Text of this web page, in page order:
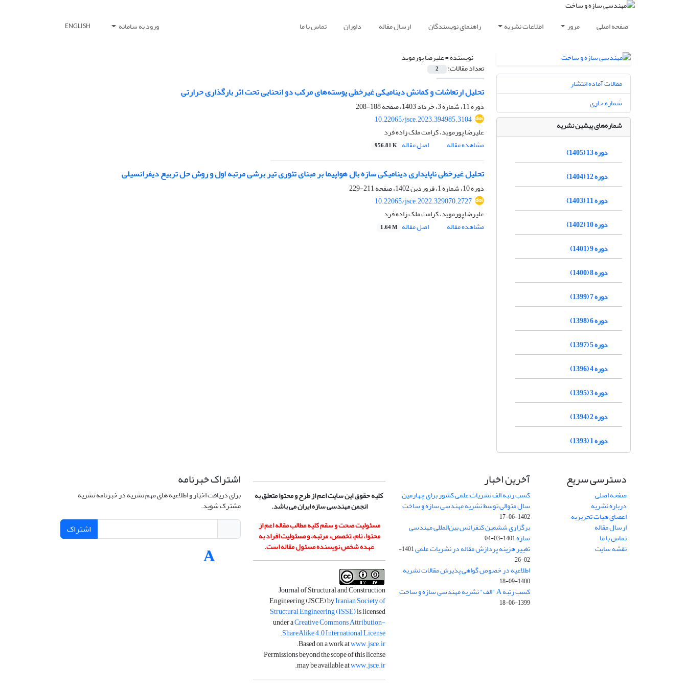
صفحه اصلی مرور اطلاعات نشریه راهنمای نویسندگان ارسال مقاله داوران تماس با ما ورود به سامانه ENGLISH
نویسنده =علیرضا پورموید
تعداد مقالات: 2
تحلیل ارتعاشات و کمانش دینامیکی غیرخطی پوسته‌های مرکب دو انحنایی تحت اثر بارگذاری حرارتی
دوره 11، شماره 3، خرداد 1403، صفحه
188-208
10.22065/jsce.2023.394985.3104
علیرضا پورموید، کرامت ملک زاده فرد
مشاهده مقاله
اصل مقاله 956.81 K
تحلیل غیرخطی ناپایداری دینامیکی سازه بال هواپیما بر مبنای تئوری تیر برشی مرتبه اول و روش حل تربیع دیفرانسیلی
دوره 10، شماره 1، فروردین 1402، صفحه
211-229
10.22065/jsce.2022.329070.2727
علیرضا پورموید، کرامت ملک زاده فرد
مشاهده مقاله
اصل مقاله 1.64 M
مقالات آماده انتشار
شماره جاری
شماره‌های پیشین نشریه
دوره 13 (1405)
دوره 12 (1404)
دوره 11 (1403)
دوره 10 (1402)
دوره 9 (1401)
دوره 8 (1400)
دوره 7 (1399)
دوره 6 (1398)
دوره 5 (1397)
دوره 4 (1396)
دوره 3 (1395)
دوره 2 (1394)
دوره 1 (1393)
دسترسی سریع
صفحه اصلی
درباره نشریه
اعضای هیات تحریریه
ارسال مقاله
تماس با ما
نقشه سایت
آخرین اخبار
کسب رتبه الف نشریات علمی کشور برای چهارمین
سال متوالی توسط نشریه مهندسی سازه و ساخت
1402-06-17
برگزاری ششمین کنفرانس بین‌المللی مهندسی
سازه1401-03-04
تغییر هزینه پردازش مقاله در نشریات علمی
1401-
02-26
اطلاعیه در خصوص گواهی پذیرش مقالات نشریه
1400-09-18
کسب رتبه A "الف" نشریه مهندسی سازه و ساخت
1399-06-18
کلیه حقوق این سایت اعم از طرح و محتوا متعلق به
انجمن مهندسی سازه ایران می باشد.
مسئولیت صحت و سقم کلیه مطالب مقاله اعم از
محتوا، نام، تخصص، مرتبه، و مسئولیت افراد به
عهده شخص نویسنده مسئول مقاله است.
Journal of Structural and Construction
Engineering (JSCE) byIranian Society of
Structural Engineering (ISSE)is licensed
under aCreative Commons Attribution-
ShareAlike 4.0 International License
.
Based on a work atwww.jsce.ir
.
Permissions beyond the scope of this license
may be available atwww.jsce.ir
.
اشتراک خبرنامه
برای دریافت اخبار و اطلاعیه های مهم نشریه در خبرنامه نشریه
مشترک شوید.
اشتراک